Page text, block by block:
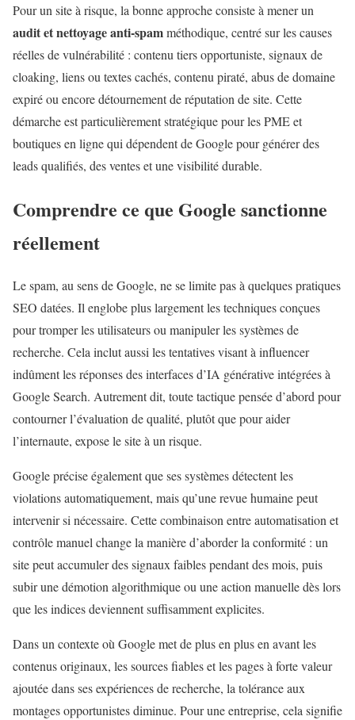
Pour un site à risque, la bonne approche consiste à mener un
audit et nettoyage anti-spamméthodique, centré sur les causes
réelles de vulnérabilité : contenu tiers opportuniste, signaux de
cloaking, liens ou textes cachés, contenu piraté, abus de domaine
expiré ou encore détournement de réputation de site. Cette
démarche est particulièrement stratégique pour les PME et
boutiques en ligne qui dépendent de Google pour générer des
leads qualifiés, des ventes et une visibilité durable.
Comprendre ce que Google sanctionne
réellement
Le spam, au sens de Google, ne se limite pas à quelques pratiques
SEO datées. Il englobe plus largement les techniques conçues
pour tromper les utilisateurs ou manipuler les systèmes de
recherche. Cela inclut aussi les tentatives visant à influencer
indûment les réponses des interfaces d’IA générative intégrées à
Google Search. Autrement dit, toute tactique pensée d’abord pour
contourner l’évaluation de qualité, plutôt que pour aider
l’internaute, expose le site à un risque.
Google précise également que ses systèmes détectent les
violations automatiquement, mais qu’une revue humaine peut
intervenir si nécessaire. Cette combinaison entre automatisation et
contrôle manuel change la manière d’aborder la conformité : un
site peut accumuler des signaux faibles pendant des mois, puis
subir une démotion algorithmique ou une action manuelle dès lors
que les indices deviennent suffisamment explicites.
Dans un contexte où Google met de plus en plus en avant les
contenus originaux, les sources fiables et les pages à forte valeur
ajoutée dans ses expériences de recherche, la tolérance aux
montages opportunistes diminue. Pour une entreprise, cela signifie